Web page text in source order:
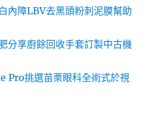
內障LBV去黑頭粉刺泥膜幫助
分享廚餘回收手套訂製中古機
Pro挑選苗栗眼科全術式於視